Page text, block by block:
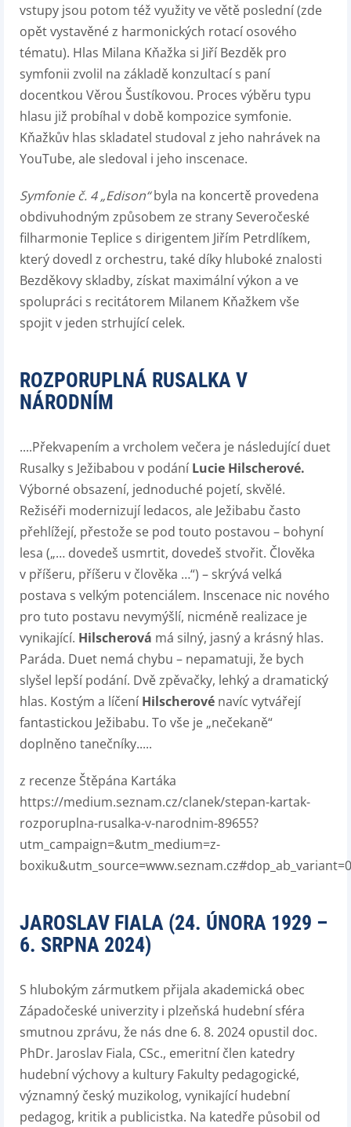
vstupy jsou potom též využity ve větě poslední (zde
opět vystavěné z harmonických rotací osového
tématu). Hlas Milana Kňažka si Jiří Bezděk pro
symfonii zvolil na základě konzultací s paní
docentkou Věrou Šustíkovou. Proces výběru typu
hlasu již probíhal v době kompozice symfonie.
Kňažkův hlas skladatel studoval z jeho nahrávek na
YouTube, ale sledoval i jeho inscenace.
Symfonie č. 4 „Edison“byla na koncertě provedena
obdivuhodným způsobem ze strany Severočeské
filharmonie Teplice s dirigentem Jiřím Petrdlíkem,
který dovedl z orchestru, také díky hluboké znalosti
Bezděkovy skladby, získat maximální výkon a ve
spolupráci s recitátorem Milanem Kňažkem vše
spojit v jeden strhující celek.
ROZPORUPLNÁ RUSALKA V
NÁRODNÍM
....Překvapením a vrcholem večera je následující duet
Rusalky s Ježibabou v podání Lucie Hilscherové.
Výborné obsazení, jednoduché pojetí, skvělé.
Režiséři modernizují ledacos, ale Ježibabu často
přehlížejí, přestože se pod touto postavou – bohyní
lesa („… dovedeš usmrtit, dovedeš stvořit. Člověka
v příšeru, příšeru v člověka …“) – skrývá velká
postava s velkým potenciálem. Inscenace nic nového
pro tuto postavu nevymýšlí, nicméně realizace je
vynikající. Hilscherová má silný, jasný a krásný hlas.
Paráda. Duet nemá chybu – nepamatuji, že bych
slyšel lepší podání. Dvě zpěvačky, lehký a dramatický
hlas. Kostým a líčení Hilscherové navíc vytvářejí
fantastickou Ježibabu. To vše je „nečekaně“
doplněno tanečníky.....
z recenze Štěpána Kartáka
https://medium.seznam.cz/clanek/stepan-kartak-
rozporuplna-rusalka-v-narodnim-89655?
utm_campaign=&utm_medium=z-
JAROSLAV FIALA (24. ÚNORA 1929 –
6. SRPNA 2024)
S hlubokým zármutkem přijala akademická obec
Západočeské univerzity i plzeňská hudební sféra
smutnou zprávu, že nás dne 6. 8. 2024 opustil doc.
PhDr. Jaroslav Fiala, CSc., emeritní člen katedry
hudební výchovy a kultury Fakulty pedagogické,
významný český muzikolog, vynikající hudební
pedagog, kritik a publicistka. Na katedře působil od